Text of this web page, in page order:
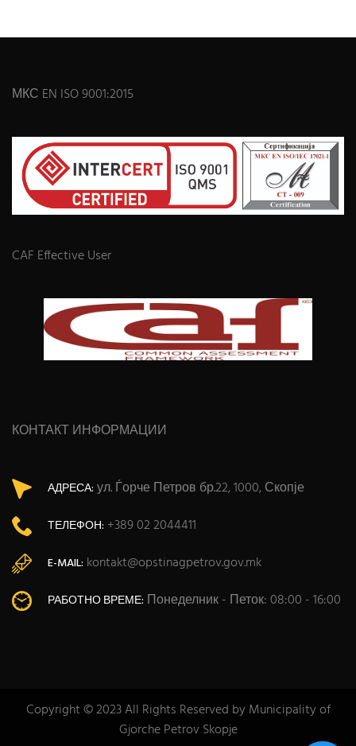
МКС EN ISO 9001:2015
CAF Effective User
КОНТАКТ ИНФОРМАЦИИ
АДРЕСА: ул. Ѓорче Петров бр.22, 1000, Скопје
ТЕЛЕФОН: +389 02 2044411
E-MAIL: kontakt@opstinagpetrov.gov.mk
РАБОТНО ВРЕМЕ: Понеделник - Петок: 08:00 - 16:00
Copyright © 2023 All Rights Reserved by Municipality of
Gjorche Petrov Skopje